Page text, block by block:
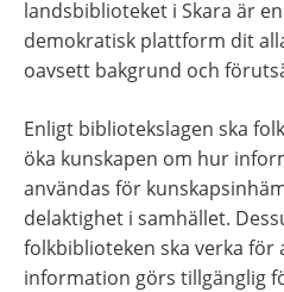
landsbiblioteket i Skara är
demokratisk plattform dit
oavsett bakgrund och
Enligt bibliotekslagen ska
öka kunskapen om hur
användas för
delaktighet i samhället.
folkbiblioteken ska verka för
information görs tillgänglig